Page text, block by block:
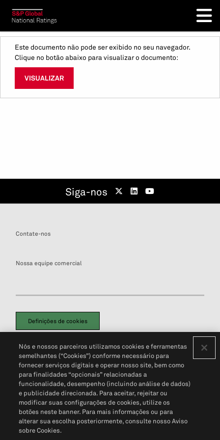
Este documento não pode ser exibido no seu navegador.
Clique no botão abaixo para visualizar o documento:
VISUALIZAR
Siga-nos
Contate-nos
Nossa equipe comercial
Definições de cookies
Política de PrivacidadePortal de privacidade do cliente (em inglês)
Não Venda Minhas Informações Pessoais© 2026 S&P Global
Nós e nossos parceiros utilizamos cookies e ferramentas
semelhantes (“Cookies”) conforme necessário para
fornecer serviços digitais e operar nosso site, bem como
para finalidades “opcionais” relacionadas a
funcionalidade, desempenho (incluindo análise de dados)
e publicidade direcionada. Para aceitar, rejeitar ou
modificar suas configurações de cookies, utilize os
botões neste banner. Para mais informações ou para
alterar sua escolha posteriormente, consulte nosso Aviso
sobre Cookies.